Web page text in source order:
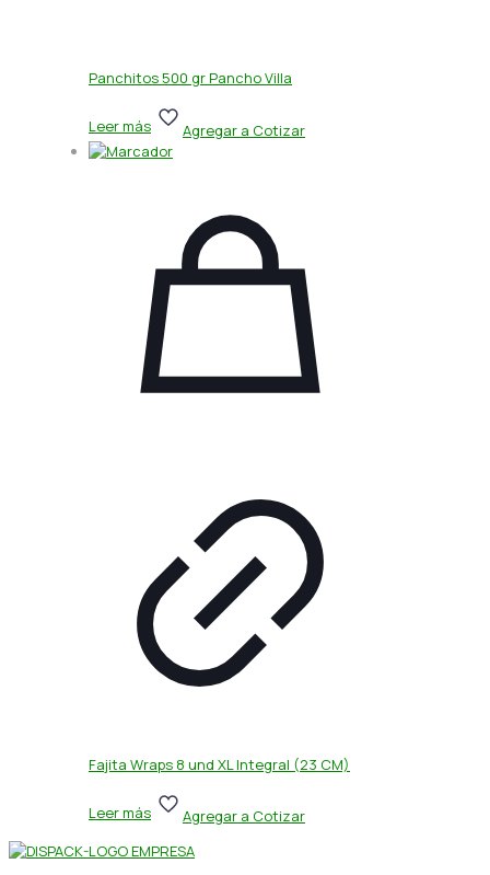
Panchitos 500 gr Pancho Villa
Leer más Agregar a Cotizar
Fajita Wraps 8 und XL Integral (23 CM)
Leer más Agregar a Cotizar